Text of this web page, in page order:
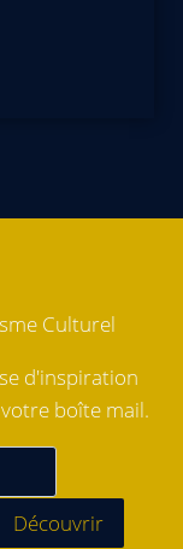
Culturel
d'inspiration
boîte mail.